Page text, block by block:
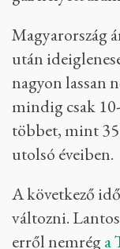
Magyarország
után
nagyon lassan
mindig csak
többet, mint 35
utolsó éveiben.
A következő
változni.
erről nemréga